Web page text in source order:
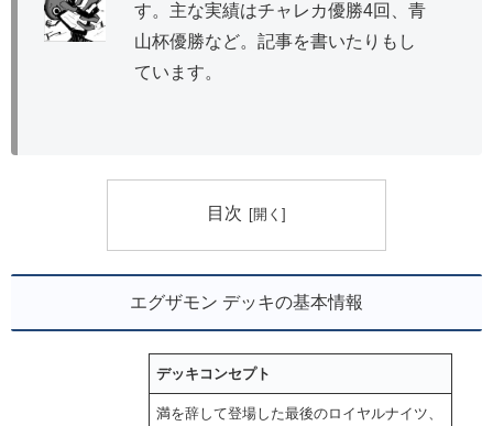
す。主な実績はチャレカ優勝4回、青
山杯優勝など。記事を書いたりもし
ています。
目次
エグザモン デッキの基本情報
デッキコンセプト
満を辞して登場した最後のロイヤルナイツ、